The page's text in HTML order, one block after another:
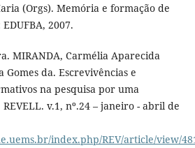
(Orgs). Memória e formação de
2007.
MIRANDA, Carmélia Aparecida
Gomes da. Escrevivências e
na pesquisa por uma
v.1, nº.24 – janeiro - abril de
index.php/REV/article/view/